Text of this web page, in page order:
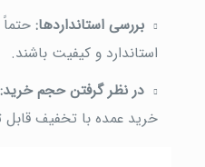
بررسی استانداردها:حتماً
استاندارد و کیفیت باشند.
در نظر گرفتن حجم خرید:
خرید عمده با تخفیف